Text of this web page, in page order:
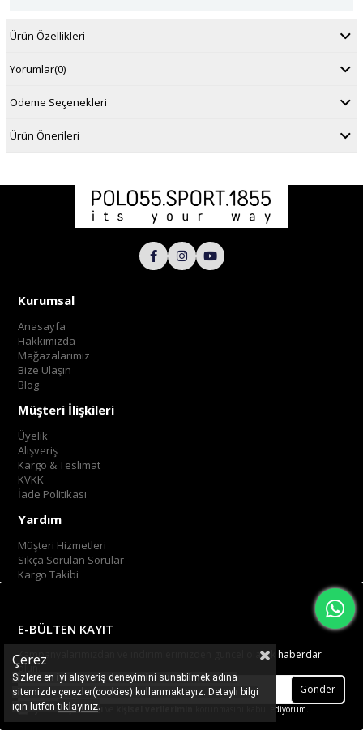
Ürün Özellikleri
Yorumlar(0)
Ödeme Seçenekleri
Ürün Önerileri
Kurumsal
Anasayfa
Hakkımızda
Mağazalarımız
Bize Ulaşın
Blog
Müşteri İlişkileri
Üyelik
Alışveriş
Kargo & Teslimat
KVKK
İade Politikası
Yardım
Müşteri Hizmetleri
Sıkça Sorulan Sorular
Kargo Takibi
E-BÜLTEN KAYIT
Kampanyalarımızdan ve indirimlerimizden güncel olarak haberdar
olun.
Gönder
Üyelik koşullarını korunmasını kabul ediyorum.
Çerez
Sizlere en iyi alışveriş deneyimini sunabilmek adına
sitemizde çerezler(cookies) kullanmaktayız. Detaylı bilgi
için lütfentıklayınız.